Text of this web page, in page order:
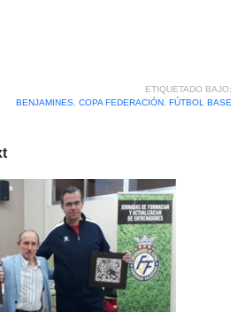
ETIQUETADO BAJO:
BENJAMINES, COPA FEDERACIÓN, FÚTBOL BASE